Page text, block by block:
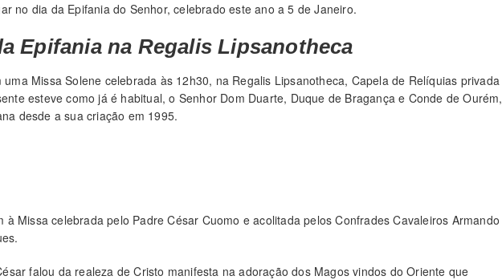
no dia da Epifania do Senhor, celebrado este ano a 5 de Janeiro.
Epifania na Regalis Lipsanotheca
Missa Solene celebrada às 12h30, na Regalis Lipsanotheca, Capela de Relíquias privada
esteve como já é habitual, o Senhor Dom Duarte, Duque de Bragança e Conde de Ourém,
desde a sua criação em 1995.
à Missa celebrada pelo Padre César Cuomo e acolitada pelos Confrades Cavaleiros Armando
falou da realeza de Cristo manifesta na adoração dos Magos vindos do Oriente que